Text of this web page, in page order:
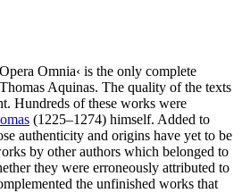
Omnia‹ is the only complete
Aquinas. The quality of the texts
Hundreds of these works were
(1225–1274) himself. Added to
authenticity and origins have yet to be
by other authors which belonged to
they were erroneously attributed to
the unfinished works that